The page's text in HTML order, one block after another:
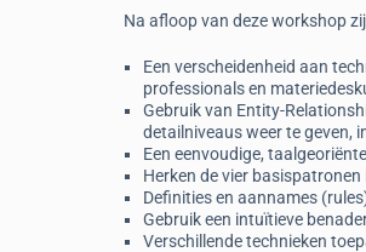
Na afloop van deze workshop
Een verscheidenheid aan
professionals en
Gebruik van Entity-
detailniveaus weer te geven,
Een eenvoudige,
Herken de vier
Definities en aannames
Gebruik een intuïtieve
Verschillende technieken